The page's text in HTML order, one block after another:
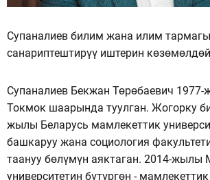
Супаналиев билим жана илим
санариптештирүү иштерин
Супаналиев Бекжан Төрөбаевич
Токмок шаарында туулган. Жогорку
жылы Беларусь мамлекеттик
башкаруу жана социология
таануу бөлүмүн аяктаган. 2014-жылы
университетин бүтүргөн -